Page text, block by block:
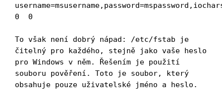
0  0
To však není dobrý nápad: /etc/fstab je
čitelný pro každého, stejně jako vaše heslo
pro Windows v něm. Řešením je použití
souboru pověření. Toto je soubor, který
obsahuje pouze uživatelské jméno a heslo.